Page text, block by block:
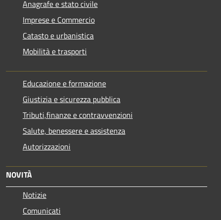
Anagrafe e stato civile
Imprese e Commercio
Catasto e urbanistica
Mobilità e trasporti
Educazione e formazione
Giustizia e sicurezza pubblica
Tributi,finanze e contravvenzioni
Salute, benessere e assistenza
Autorizzazioni
NOVITÀ
Notizie
Comunicati